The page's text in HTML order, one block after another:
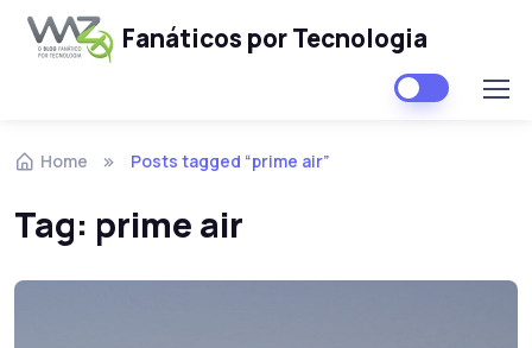
Fanáticos por Tecnologia
Home Posts tagged “prime air”
Tag: prime air